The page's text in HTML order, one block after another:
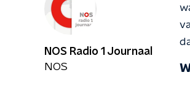
NOS Radio 1 Journaal
NOS